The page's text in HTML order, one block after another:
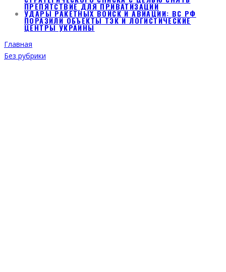
ПРЕПЯТСТВИЕ ДЛЯ ПРИВАТИЗАЦИИ
УДАРЫ РАКЕТНЫХ ВОЙСК И АВИАЦИИ: ВС РФ
ПОРАЗИЛИ ОБЪЕКТЫ ТЭК И ЛОГИСТИЧЕСКИЕ
ЦЕНТРЫ УКРАИНЫ
Главная
Без рубрики